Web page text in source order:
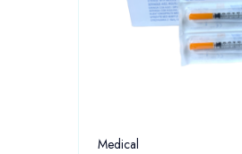
Medical